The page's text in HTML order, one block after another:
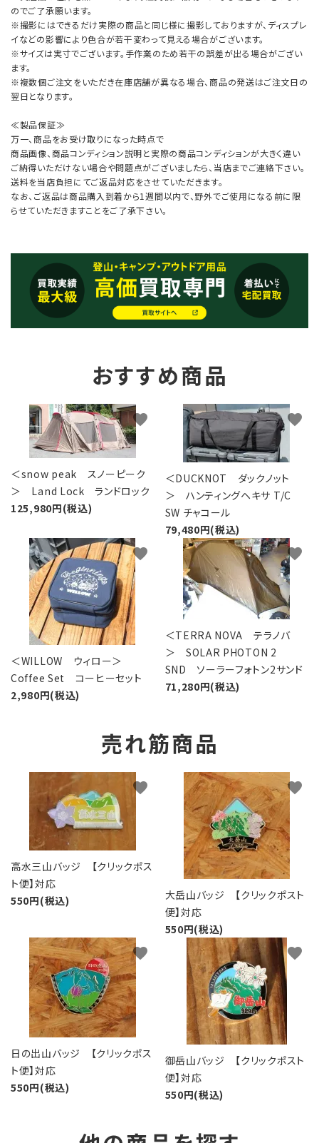
のでご了承願います。
※撮影にはできるだけ実際の商品と同じ様に撮影しておりますが、ディスプレ
イなどの影響により色合が若干変わって見える場合がございます。
※サイズは実寸でございます。手作業のため若干の誤差が出る場合がござい
ます。
※複数個ご注文をいただき在庫店舗が異なる場合、商品の発送はご注文日の
翌日となります。
≪製品保証≫
万一、商品をお受け取りになった時点で
商品画像、商品コンディション説明と実際の商品コンディションが大きく違い
ご納得いただけない場合や問題点がございましたら、当店までご連絡下さい。
送料を当店負担にてご返品対応をさせていただきます。
なお、ご返品は商品購入到着から1週間以内で、野外でご使用になる前に限
らせていただきますことをご了承下さい。
おすすめ商品
＜snow peak スノーピーク
＞ Land Lock ランドロック
125,980円(税込)
favorite
＜DUCKNOT ダックノット
＞ ハンティングヘキサ T/C
SW チャコール
79,480円(税込)
favorite
＜WILLOW ウィロー＞
Coffee Set コーヒーセット
2,980円(税込)
favorite
＜TERRA NOVA テラノバ
＞ SOLAR PHOTON 2
SND ソーラーフォトン2サンド
71,280円(税込)
favorite
売れ筋商品
高水三山バッジ 【クリックポス
ト便】対応
550円(税込)
favorite
大岳山バッジ 【クリックポスト
便】対応
550円(税込)
favorite
日の出山バッジ 【クリックポス
ト便】対応
550円(税込)
favorite
御岳山バッジ 【クリックポスト
便】対応
550円(税込)
favorite